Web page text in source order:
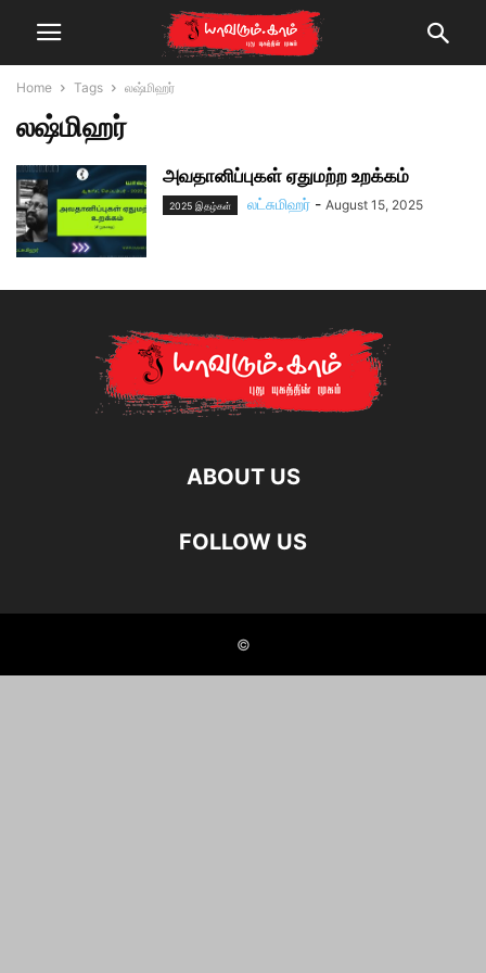
Home Tags லஷ்மிஹர்
லஷ்மிஹர்
அவதானிப்புகள் ஏதுமற்ற உறக்கம்
2025 இதழ்கள் லட்சுமிஹர் - August 15, 2025
ABOUT US
FOLLOW US
©